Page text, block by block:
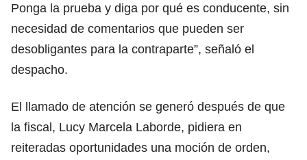
Ponga la prueba y diga por qué es conducente, sin
necesidad de comentarios que pueden ser
desobligantes para la contraparte”, señaló el
despacho.
El llamado de atención se generó después de que
la fiscal, Lucy Marcela Laborde, pidiera en
reiteradas oportunidades una moción de orden,